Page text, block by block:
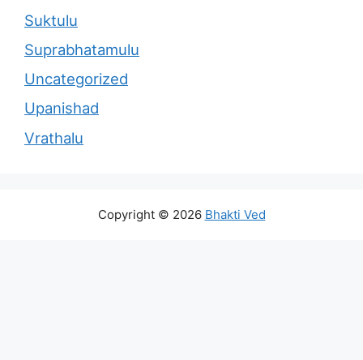
Suktulu
Suprabhatamulu
Uncategorized
Upanishad
Vrathalu
Copyright © 2026 Bhakti Ved